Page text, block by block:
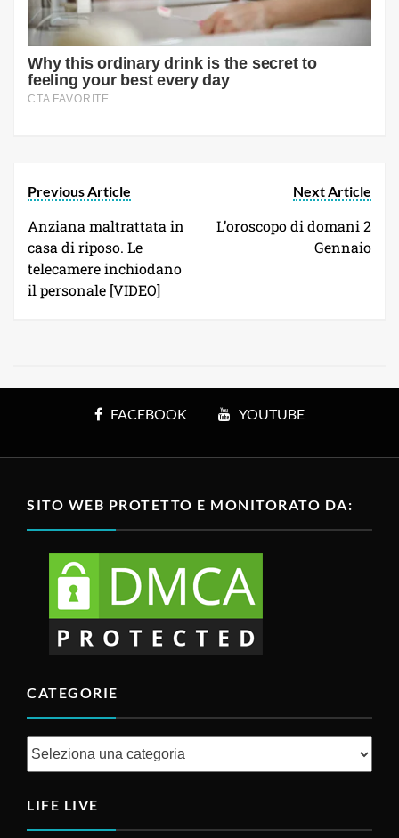
Previous Article
Anziana maltrattata in
casa di riposo. Le
telecamere inchiodano
il personale [VIDEO]
Next Article
L’oroscopo di domani 2
Gennaio
FACEBOOK YOUTUBE
SITO WEB PROTETTO E MONITORATO DA:
CATEGORIE
Categorie
LIFE LIVE